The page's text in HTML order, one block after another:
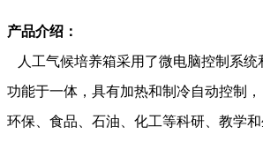
产品介绍：
人工气候培养箱采用了微电脑控制系
功能于一体，具有加热和制冷自动控制
环保、食品、石油、化工等科研、教学